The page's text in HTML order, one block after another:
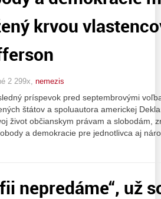
krvou
2 299x, nemezis
príspevok pred septembrovými
štátov a spoluautora americkej
život občianskym právam a slobodám,
a demokracie pre jednotlivca aj
nepredáme“, už